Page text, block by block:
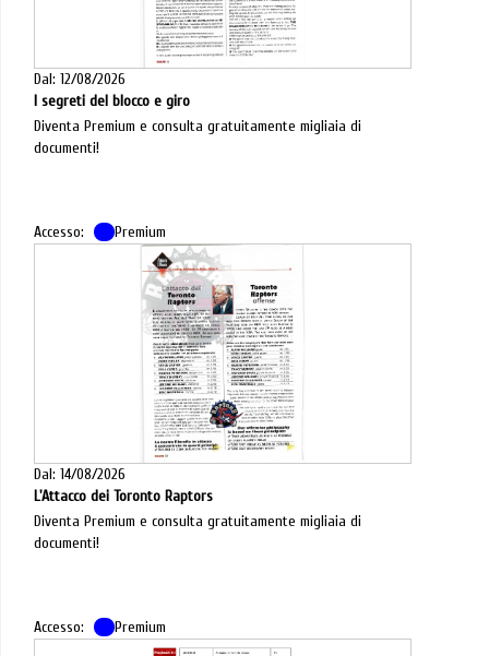
Dal: 12/08/2026
I segreti del blocco e giro
Diventa Premium e consulta gratuitamente migliaia di
documenti!
Accesso: Premium
Dal: 14/08/2026
L'Attacco dei Toronto Raptors
Diventa Premium e consulta gratuitamente migliaia di
documenti!
Accesso: Premium